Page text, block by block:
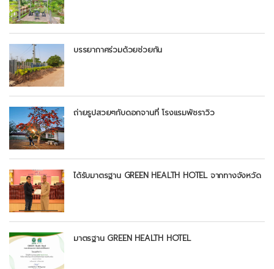
บรรยากาศร่วมด้วยช่วยกัน
ถ่ายรูปสวยๆกับดอกจานที่ โรงแรมพัชราวิว
ได้รับมาตรฐาน GREEN HEALTH HOTEL จากทางจังหวัด
มาตรฐาน GREEN HEALTH HOTEL